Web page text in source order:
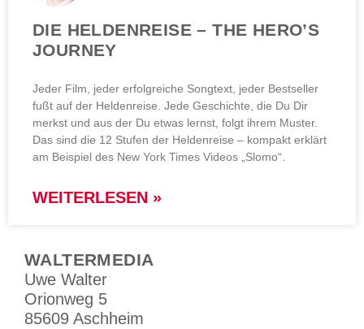
DIE HELDENREISE – THE HERO’S
JOURNEY
Jeder Film, jeder erfolgreiche Songtext, jeder Bestseller
fußt auf der Heldenreise. Jede Geschichte, die Du Dir
merkst und aus der Du etwas lernst, folgt ihrem Muster.
Das sind die 12 Stufen der Heldenreise – kompakt erklärt
am Beispiel des New York Times Videos „Slomo“.
WEITERLESEN »
WALTERMEDIA
Uwe Walter
Orionweg 5
85609 Aschheim